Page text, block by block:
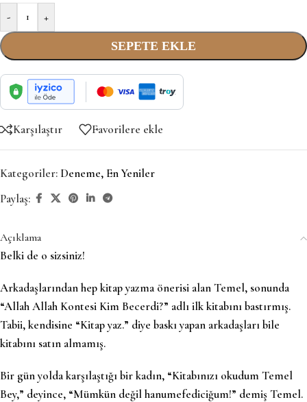
- +
SEPETE EKLE
Karşılaştır Favorilere ekle
Kategoriler: Deneme, En Yeniler
Paylaş:
Açıklama
Belki de o sizsiniz!
Arkadaşlarından hep kitap yazma önerisi alan Temel, sonunda
“Allah Allah Kontesi Kim Becerdi?” adlı ilk kitabını bastırmış.
Tabii, kendisine “Kitap yaz.” diye baskı yapan arkadaşları bile
kitabını satın almamış.
Bir gün yolda karşılaştığı bir kadın, “Kitabınızı okudum Temel
Bey,” deyince, “Mümkün değil hanumefediciğum!” demiş Temel.